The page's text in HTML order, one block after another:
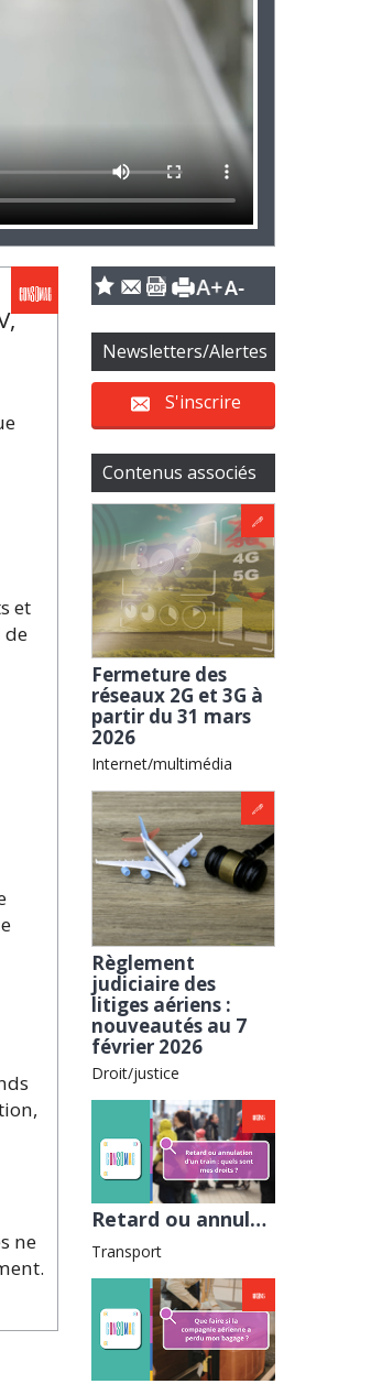
et
de
ne
Newsletters/Alertes
S'inscrire
Contenus associés
Fermeture des
réseaux 2G et 3G à
partir du 31 mars
2026
Internet/multimédia
Règlement
judiciaire des
litiges aériens :
nouveautés au 7
février 2026
Droit/justice
Retard ou annulation d’un train : quels sont mes droits ? avec la Fnaut
Transport